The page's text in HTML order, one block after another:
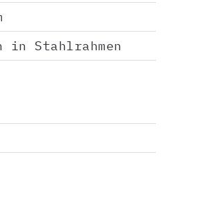
Stahlrahmen